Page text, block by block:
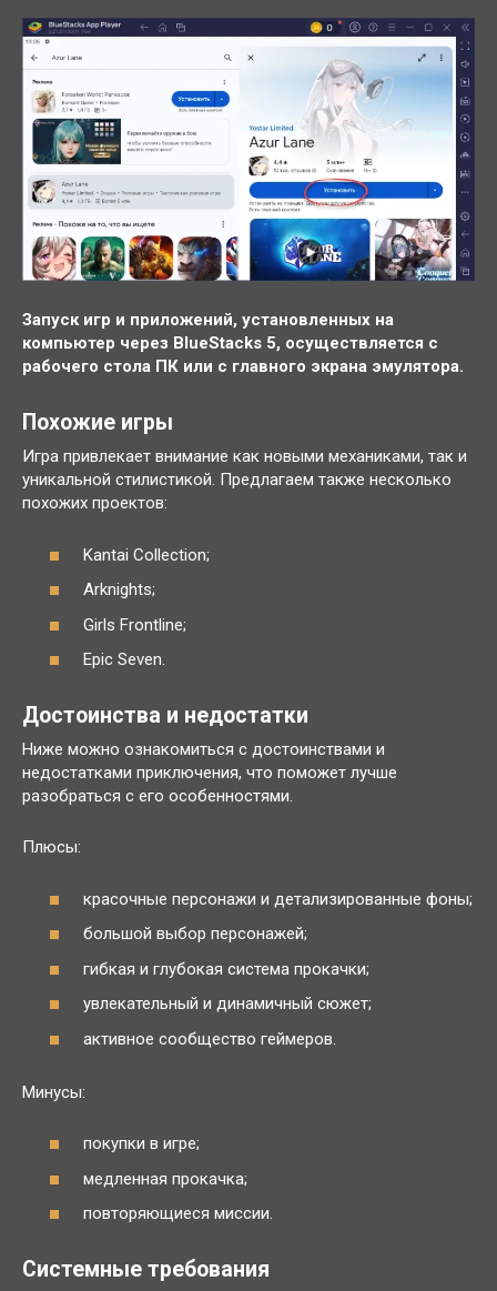
Запуск игр и приложений, установленных на
компьютер через BlueStacks 5, осуществляется с
рабочего стола ПК или с главного экрана эмулятора.
Похожие игры
Игра привлекает внимание как новыми механиками, так и
уникальной стилистикой. Предлагаем также несколько
похожих проектов:
Kantai Collection;
Arknights;
Girls Frontline;
Epic Seven.
Достоинства и недостатки
Ниже можно ознакомиться с достоинствами и
недостатками приключения, что поможет лучше
разобраться с его особенностями.
Плюсы:
красочные персонажи и детализированные фоны;
большой выбор персонажей;
гибкая и глубокая система прокачки;
увлекательный и динамичный сюжет;
активное сообщество геймеров.
Минусы:
покупки в игре;
медленная прокачка;
повторяющиеся миссии.
Системные требования